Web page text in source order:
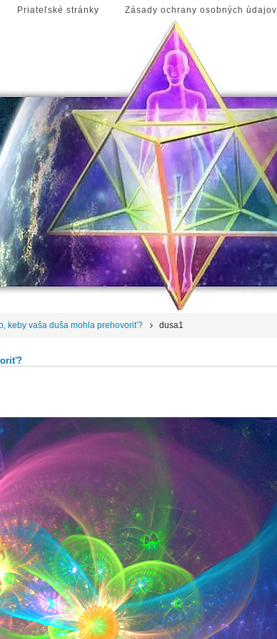
Priateľské stránky Zásady ochrany osobných údajov
keby vaša duša mohla prehovoriť? dusa1